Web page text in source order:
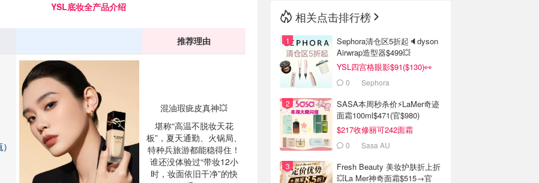
YSL底妆全产品介绍
推荐理由
混油瑕疵皮真神💥
堪称“高温不脱妆天花
板”，夏天通勤、火锅局、
特种兵旅游都能稳得住！
谁还没体验过“带妆12小
时，妆面依旧干净”的快
相关点击排行榜
Sephora清仓区5折起🔈dyson
Airwrap造型器$499💥
YSL四宫格眼影$91($130)👀
0 Sephora
SASA本周秒杀价⚡️LaMer奇迹
面霜100ml$471(官$980)
$217收修丽可242面霜
0 Sasa AU
Fresh Beauty 美妆护肤折上折
💥La Mer神奇面霜$515→官